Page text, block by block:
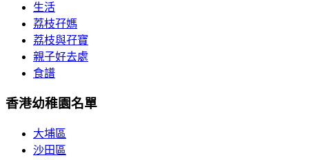
生活
荔枝孖媽
荔枝與孖寶
親子好去處
食譜
香港幼稚園名單
大埔區
沙田區